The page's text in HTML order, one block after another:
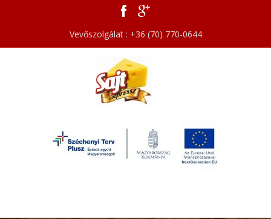
Vevőszolgálat : +36 (70) 770-0644